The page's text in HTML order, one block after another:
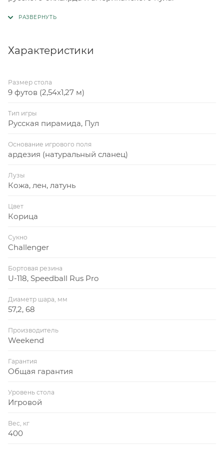
Характеристики
Размер стола
9 футов (2,54x1,27 м)
Тип игры
Русская пирамида, Пул
Основание игрового поля
ардезия (натуральный сланец)
Лузы
Кожа, лен, латунь
Цвет
Корица
Сукно
Challenger
Бортовая резина
U-118, Speedball Rus Pro
Диаметр шара, мм
57,2, 68
Производитель
Weekend
Гарантия
Общая гарантия
Уровень стола
Игровой
Вес, кг
400